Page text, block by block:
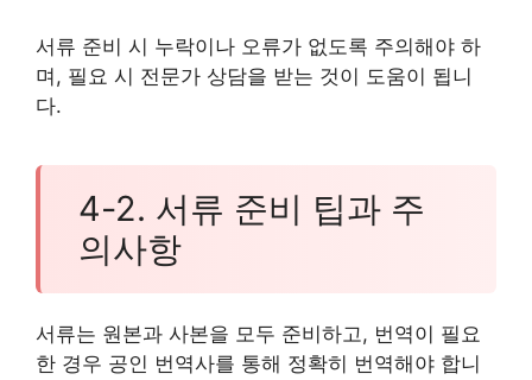
서류 준비 시 누락이나 오류가 없도록 주의해야 하
며, 필요 시 전문가 상담을 받는 것이 도움이 됩니
다.
4-2. 서류 준비 팁과 주
의사항
서류는 원본과 사본을 모두 준비하고, 번역이 필요
한 경우 공인 번역사를 통해 정확히 번역해야 합니